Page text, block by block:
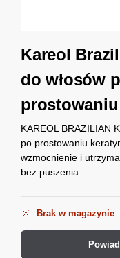
Kareol
do włosów
prostowaniu
KAREOL BRAZILIAN
po prostowaniu
wzmocnienie i
bez puszenia.
Brak w magazynie